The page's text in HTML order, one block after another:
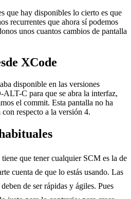
que hay disponibles lo cierto es que
recurrentes que ahora sí podemos
unos cuantos cambios de pantalla
XCode
disponible en las versiones
C para que se abra la interfaz,
el commit. Esta pantalla no ha
respecto a la versión 4.
que tener cualquier SCM es la de
cuenta de que lo estás usando. Las
de ser rápidas y ágiles. Pues